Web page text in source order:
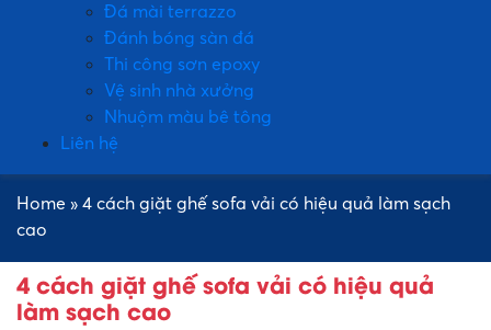
Đá mài terrazzo
Đánh bóng sàn đá
Thi công sơn epoxy
Vệ sinh nhà xưởng
Nhuộm màu bê tông
Liên hệ
Home » 4 cách giặt ghế sofa vải có hiệu quả làm sạch
cao
4 cách giặt ghế sofa vải có hiệu quả
làm sạch cao